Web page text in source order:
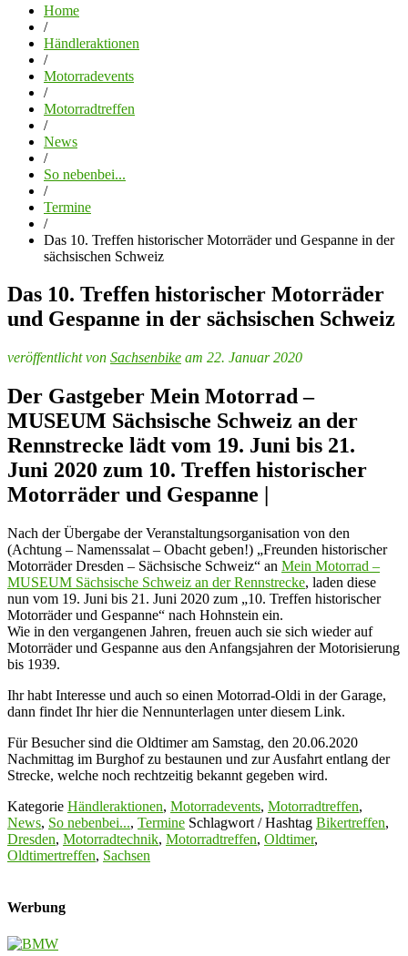
Home
/
Händleraktionen
/
Motorradevents
/
Motorradtreffen
/
News
/
So nebenbei...
/
Termine
/
Das 10. Treffen historischer Motorräder und Gespanne in der
sächsischen Schweiz
Das 10. Treffen historischer Motorräder
und Gespanne in der sächsischen Schweiz
veröffentlicht von Sachsenbike am 22. Januar 2020
Der Gastgeber Mein Motorrad –
MUSEUM Sächsische Schweiz an der
Rennstrecke lädt vom 19. Juni bis 21.
Juni 2020 zum 10. Treffen historischer
Motorräder und Gespanne |
Nach der Übergabe der Veranstaltungsorganisation von den
(Achtung – Namenssalat – Obacht geben!) „Freunden historischer
Motorräder Dresden – Sächsische Schweiz“ an Mein Motorrad –
MUSEUM Sächsische Schweiz an der Rennstrecke, laden diese
nun vom 19. Juni bis 21. Juni 2020 zum „10. Treffen historischer
Motorräder und Gespanne“ nach Hohnstein ein.
Wie in den vergangenen Jahren, freuen auch sie sich wieder auf
Motorräder und Gespanne aus den Anfangsjahren der Motorisierung
bis 1939.
Ihr habt Interesse und auch so einen Motorrad-Oldi in der Garage,
dann findet Ihr hier die Nennunterlagen unter diesem Link.
Für Besucher sind die Oldtimer am Samstag, den 20.06.2020
Nachmittag im Burghof zu bestaunen und zur Ausfahrt entlang der
Strecke, welche noch rechtzeitig bekannt gegeben wird.
Kategorie Händleraktionen, Motorradevents, Motorradtreffen,
News, So nebenbei..., Termine Schlagwort / Hashtag Bikertreffen,
Dresden, Motorradtechnik, Motorradtreffen, Oldtimer,
Oldtimertreffen, Sachsen
Werbung